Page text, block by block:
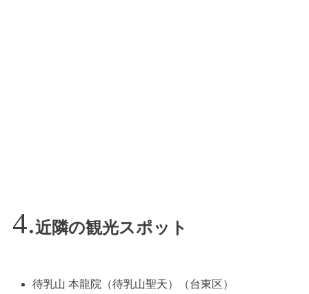
近隣の観光スポット
待乳山 本龍院（待乳山聖天）（台東区）